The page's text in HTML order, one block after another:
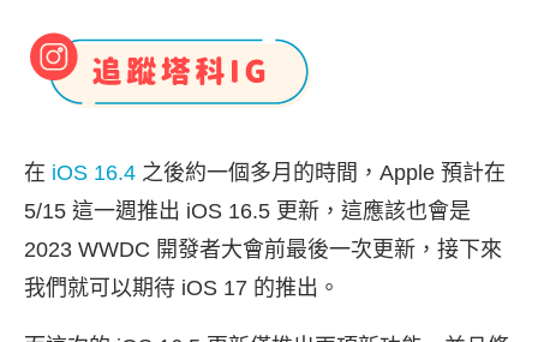
在 iOS 16.4 之後約一個多月的時間，Apple 預計在
5/15 這一週推出 iOS 16.5 更新，這應該也會是
2023 WWDC 開發者大會前最後一次更新，接下來
我們就可以期待 iOS 17 的推出。